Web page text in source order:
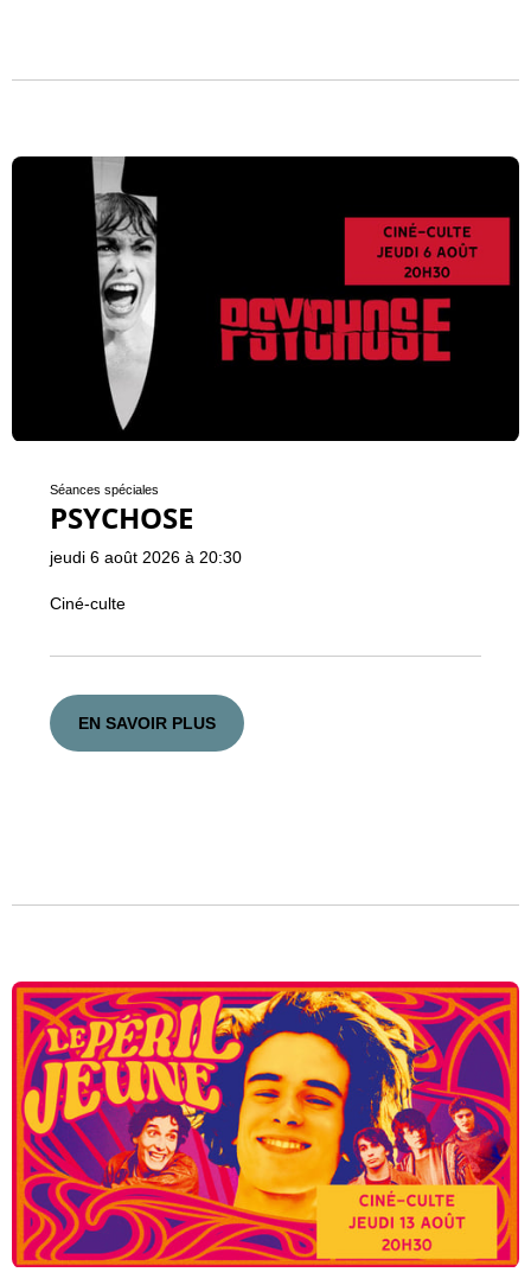
Séances spéciales
PSYCHOSE
jeudi 6 août 2026 à 20:30
Ciné-culte
EN SAVOIR PLUS